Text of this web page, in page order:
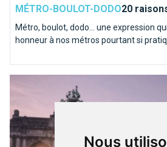
Nous
MÉTRO-BOULOT-DODO20
Métro, boulot, dodo… une expression
honneur à nos métros pourtant si